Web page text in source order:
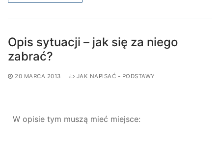
Opis sytuacji – jak się za niego
zabrać?
20 MARCA 2013 JAK NAPISAĆ - PODSTAWY
W opisie tym muszą mieć miejsce: